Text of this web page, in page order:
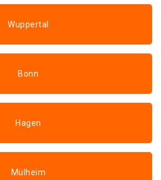
Wuppertal
Bonn
Hagen
Mülheim